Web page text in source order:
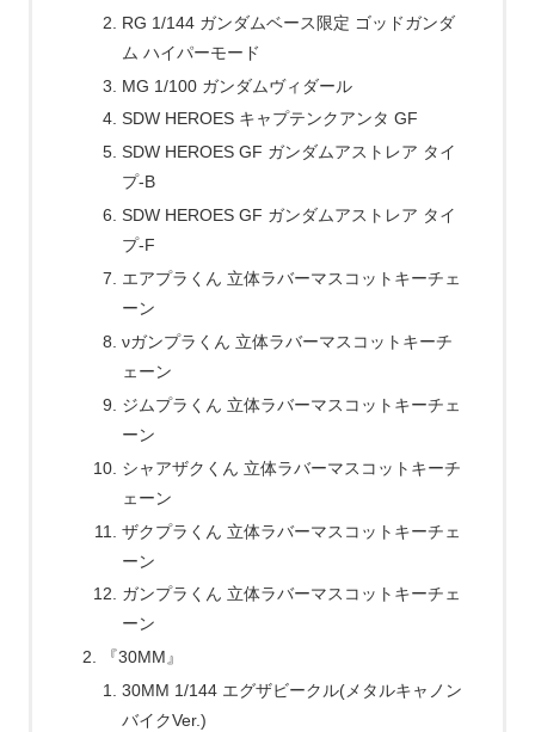
RG 1/144 ガンダムベース限定 ゴッドガンダ
ム ハイパーモード
MG 1/100 ガンダムヴィダール
SDW HEROES キャプテンクアンタ GF
SDW HEROES GF ガンダムアストレア タイ
プ-B
SDW HEROES GF ガンダムアストレア タイ
プ-F
エアプラくん 立体ラバーマスコットキーチェ
ーン
νガンプラくん 立体ラバーマスコットキーチ
ェーン
ジムプラくん 立体ラバーマスコットキーチェ
ーン
シャアザクくん 立体ラバーマスコットキーチ
ェーン
ザクプラくん 立体ラバーマスコットキーチェ
ーン
ガンプラくん 立体ラバーマスコットキーチェ
ーン
『30MM』
30MM 1/144 エグザビークル(メタルキャノン
バイクVer.)